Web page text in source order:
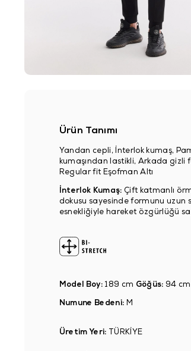
Ürün Tanımı
Yandan cepli, İnterlok kumaş,
kumaşından lastikli, Arkada
Regular fit Eşofman Altı
İnterlok Kumaş: Çift katmanlı
dokusu sayesinde formunu uzun
esnekliğiyle hareket özgürlüğü
Model Boy: 189 cm Göğüs: 94 cm
Numune Bedeni: M
Üretim Yeri: TÜRKİYE